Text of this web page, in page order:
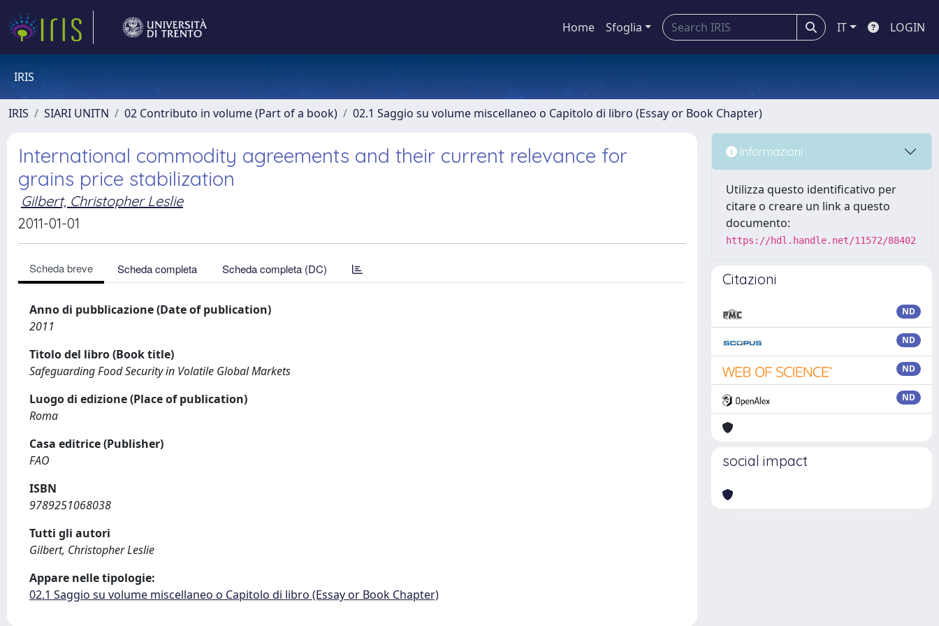
Home Sfoglia IT LOGIN
IRIS
IRIS SIARI UNITN 02 Contributo in volume (Part of a book) 02.1 Saggio su volume miscellaneo o Capitolo di libro (Essay or Book Chapter)
International commodity agreements and their current relevance for
grains price stabilization
Gilbert, Christopher Leslie
2011-01-01
Scheda breve Scheda completa Scheda completa (DC)
Anno di pubblicazione (Date of publication)
2011
Titolo del libro (Book title)
Safeguarding Food Security in Volatile Global Markets
Luogo di edizione (Place of publication)
Roma
Casa editrice (Publisher)
FAO
ISBN
9789251068038
Tutti gli autori
Gilbert, Christopher Leslie
Appare nelle tipologie:
02.1 Saggio su volume miscellaneo o Capitolo di libro (Essay or Book Chapter)
Informazioni
Utilizza questo identificativo per
citare o creare un link a questo
documento:
https://hdl.handle.net/11572/88402
Citazioni
ND
ND
ND
ND
social impact